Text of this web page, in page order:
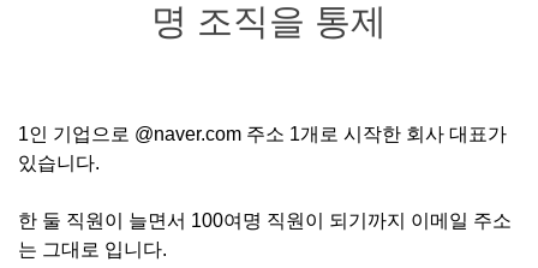
명 조직을 통제
1인 기업으로 @naver.com 주소 1개로 시작한 회사 대표가
있습니다.
한 둘 직원이 늘면서 100여명 직원이 되기까지 이메일 주소
는 그대로 입니다.